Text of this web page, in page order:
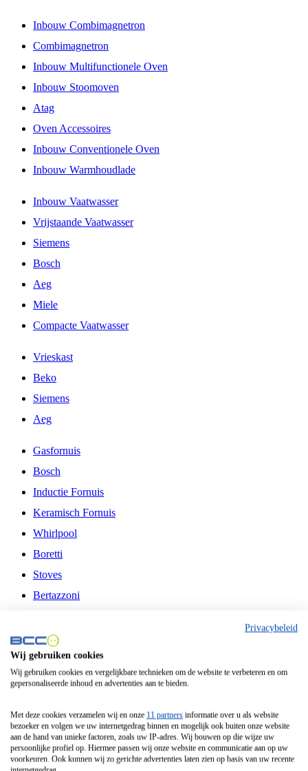
Inbouw Combimagnetron
Combimagnetron
Inbouw Multifunctionele Oven
Inbouw Stoomoven
Atag
Oven Accessoires
Inbouw Conventionele Oven
Inbouw Warmhoudlade
Inbouw Vaatwasser
Vrijstaande Vaatwasser
Siemens
Bosch
Aeg
Miele
Compacte Vaatwasser
Vrieskast
Beko
Siemens
Aeg
Gasfornuis
Bosch
Inductie Fornuis
Keramisch Fornuis
Whirlpool
Boretti
Stoves
Bertazzoni
Fitelli
Airfryer
Frituurpan
Contactgrill
Broodbakmachine
Broodrooster
Privacybeleid
Wij gebruiken cookies
Wij gebruiken cookies en vergelijkbare technieken om de website te verbeteren en om
gepersonaliseerde inhoud en advertenties aan te bieden.
Met deze cookies verzamelen wij en onze 11 partners informatie over u als website
bezoeker en volgen we uw internetgedrag binnen en mogelijk ook buiten onze website
aan de hand van unieke factoren, zoals uw IP-adres. Wij bouwen op die wijze uw
persoonlijke profiel op. Hiermee passen wij onze website en communicatie aan op uw
voorkeuren. Ook kunnen wij zo gerichte advertenties laten zien op basis van uw recente